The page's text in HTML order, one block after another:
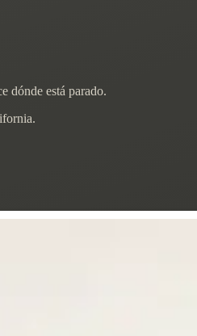
dónde está parado.